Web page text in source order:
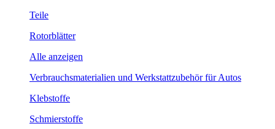
Teile
Rotorblätter
Alle anzeigen
Verbrauchsmaterialien und Werkstattzubehör für Autos
Klebstoffe
Schmierstoffe